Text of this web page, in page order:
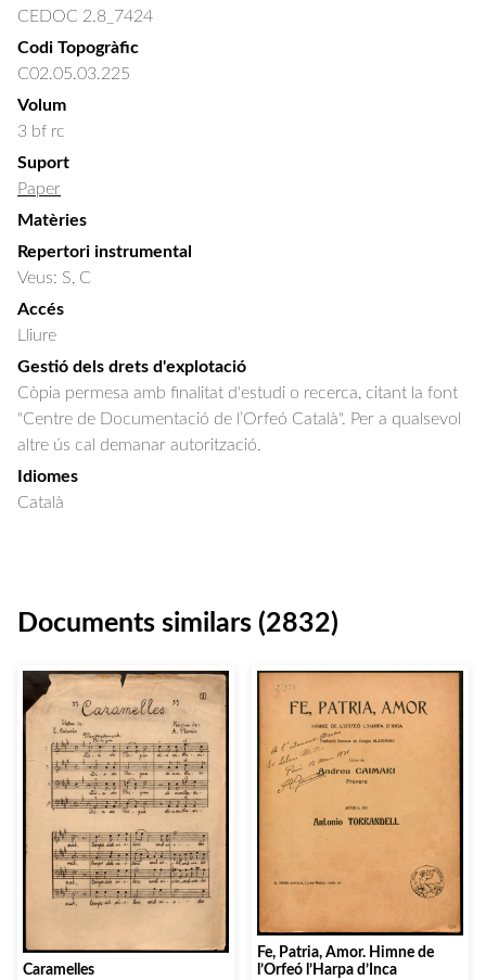
CEDOC 2.8_7424
Codi Topogràfic
C02.05.03.225
Volum
3 bf rc
Suport
Paper
Matèries
Repertori instrumental
Veus: S, C
Accés
Lliure
Gestió dels drets d'explotació
Còpia permesa amb finalitat d'estudi o recerca, citant la font
"Centre de Documentació de l’Orfeó Català". Per a qualsevol
altre ús cal demanar autorització.
Idiomes
Català
Documents similars (2832)
Caramelles
Fe, Patria, Amor. Himne de
l’Orfeó l’Harpa d’Inca